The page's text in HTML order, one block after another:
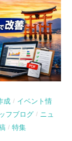
成 / イベント情
フブログ / ニュ
/ 特集